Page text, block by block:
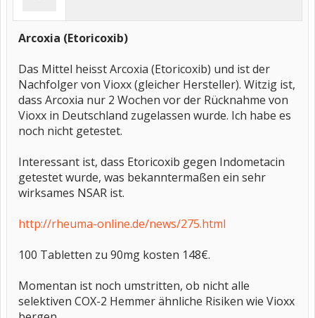
Arcoxia (Etoricoxib)
Das Mittel heisst Arcoxia (Etoricoxib) und ist der
Nachfolger von Vioxx (gleicher Hersteller). Witzig ist,
dass Arcoxia nur 2 Wochen vor der Rücknahme von
Vioxx in Deutschland zugelassen wurde. Ich habe es
noch nicht getestet.
Interessant ist, dass Etoricoxib gegen Indometacin
getestet wurde, was bekanntermaßen ein sehr
wirksames NSAR ist.
http://rheuma-online.de/news/275.html
100 Tabletten zu 90mg kosten 148€.
Momentan ist noch umstritten, ob nicht alle
selektiven COX-2 Hemmer ähnliche Risiken wie Vioxx